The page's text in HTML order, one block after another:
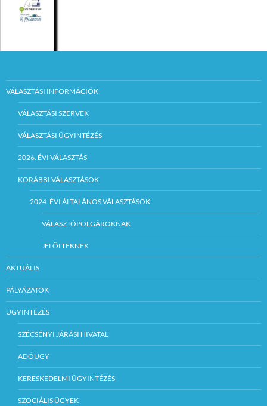
VÁLASZTÁSI INFORMÁCIÓK
VÁLASZTÁSI SZERVEK
VÁLASZTÁSI ÜGYINTÉZÉS
2026. ÉVI VÁLASZTÁS
KORÁBBI VÁLASZTÁSOK
2024. ÉVI ÁLTALÁNOS VÁLASZTÁSOK
VÁLASZTÓPOLGÁROKNAK
JELÖLTEKNEK
AKTUÁLIS
PÁLYÁZATOK
ÜGYINTÉZÉS
SZÉCSÉNYI JÁRÁSI HIVATAL
ADÓÜGY
KERESKEDELMI ÜGYINTÉZÉS
SZOCIÁLIS ÜGYEK